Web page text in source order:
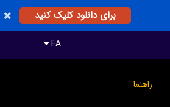
برای دانلود کلیک کنید
FA
راهنما